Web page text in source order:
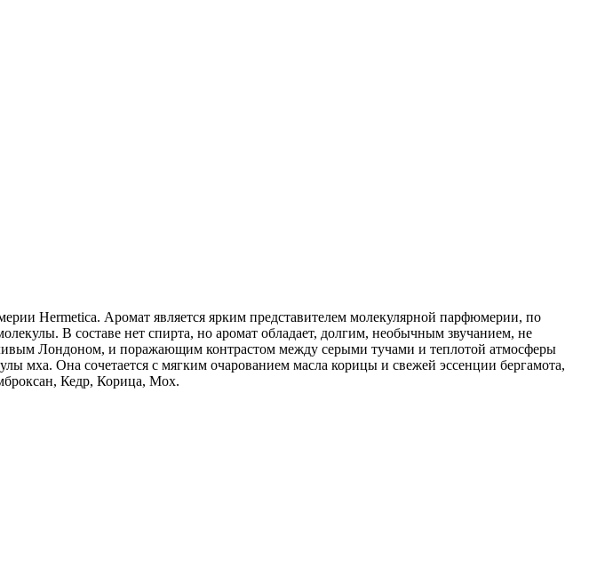
Hermetica. Аромат является ярким представителем молекулярной парфюмерии, по
В составе нет спирта, но аромат обладает, долгим, необычным звучанием, не
Лондоном, и поражающим контрастом между серыми тучами и теплотой атмосферы
мха. Она сочетается с мягким очарованием масла корицы и свежей эссенции бергамота,
Кедр, Корица, Мох.